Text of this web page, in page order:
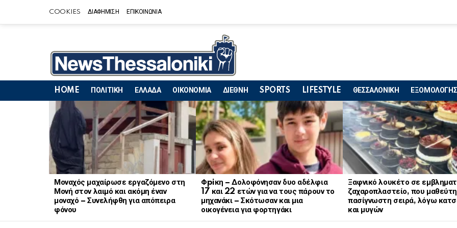
COOKIES ΔΙΑΦΗΜΙΣΗ ΕΠΙΚΟΙΝΩΝΙΑ
HOME ΠΟΛΙΤΙΚΗ ΕΛΛΑΔΑ ΟΙΚΟΝΟΜΙΑ ΔΙΕΘΝΗ SPORTS LIFESTYLE ΘΕΣΣΑΛΟΝΙΚΗ
LATEST
STORIES
Μοναχός μαχαίρωσε εργαζόμενο στη
Μονή στον λαιμό και ακόμη έναν
μοναχό – Συνελήφθη για απόπειρα
φόνου
Φpiκη – Δολοφόνησαν δυο αδέλφια
17 και 22 ετών για να τους πάρουν το
μηχανάκι – Σκότωσαν και μια
οικογένεια για φορτηγάκι
Ξαφνικό λουκέτο σε
ζαχαροπλαστείο, που
πασίγνωστη σειρά, λόγω
και μυγών